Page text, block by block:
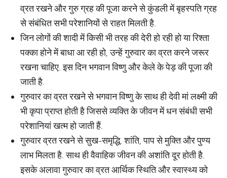
व्रत रखने और गुरु ग्रह की पूजा करने से कुंडली में बृहस्पति ग्रह
से संबंधित सभी परेशानियों से राहत मिलती है.
जिन लोगों की शादी में किसी भी तरह की देरी हो रही हो या रिश्ता
पक्का होने में बाधा आ रही हो, उन्हें गुरुवार का व्रत करने जरूर
रखना चाहिए. इस दिन भगवान विष्णु और केले के पेड़ की पूजा की
जाती है.
गुरुवार का व्रत रखने से भगवान विष्णु के साथ ही देवी मां लक्ष्मी की
भी कृपा प्राप्त होती है जिससे व्यक्ति के जीवन में धन संबंधी सभी
परेशानियां खत्म हो जाती हैं.
गुरुवार व्रत रखने से सुख-समृद्धि, शांति, पाप से मुक्ति और पुण्य
लाभ मिलता है. साथ ही वैवाहिक जीवन की अशांति दूर होती है.
इसके अलावा गुरुवार का व्रत आर्थिक स्थिति और स्वास्थ्य को